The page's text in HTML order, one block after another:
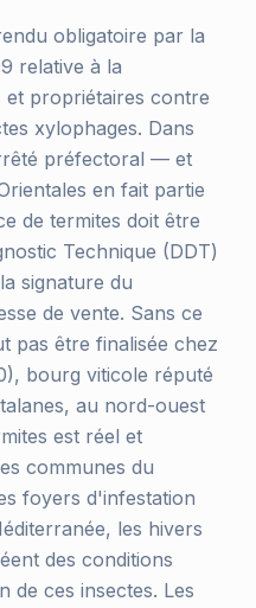
obligatoire par la
relative à la
propriétaires contre
xylophages. Dans
préfectoral — et
en fait partie
de termites doit être
Technique (DDT)
signature du
de vente. Sans ce
pas être finalisée chez
bourg viticole réputé
au nord-ouest
est réel et
communes du
foyers d'infestation
les hivers
des conditions
de ces insectes. Les